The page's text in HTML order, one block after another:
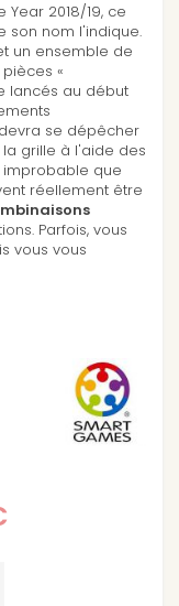
Year 2018/19, ce
son nom l'indique.
un ensemble de
«
lancés au début
se dépêcher
grille à l'aide des
improbable que
réellement être
Parfois, vous
vous vous